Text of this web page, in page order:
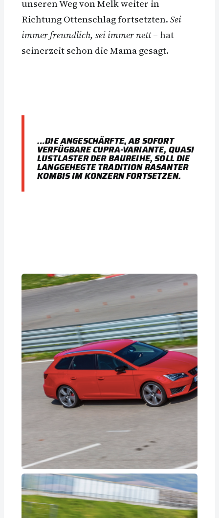
unseren Weg von Melk weiter in
Richtung Ottenschlag fortsetzten.Sei
immer freundlich, sei immer nett– hat
seinerzeit schon die Mama gesagt.
…DIE ANGESCHÄRFTE, AB SOFORT
VERFÜGBARE CUPRA-VARIANTE, QUASI
LUSTLASTER DER BAUREIHE, SOLL DIE
LANGGEHEGTE TRADITION RASANTER
KOMBIS IM KONZERN FORTSETZEN.